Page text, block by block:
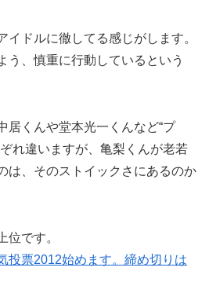
イドルに徹してる感じがします。
う、慎重に行動しているという
居くんや堂本光一くんなど“プ
れ違いますが、亀梨くんが老若
は、そのストイックさにあるのか
です。
投票2012始めます。締め切りは